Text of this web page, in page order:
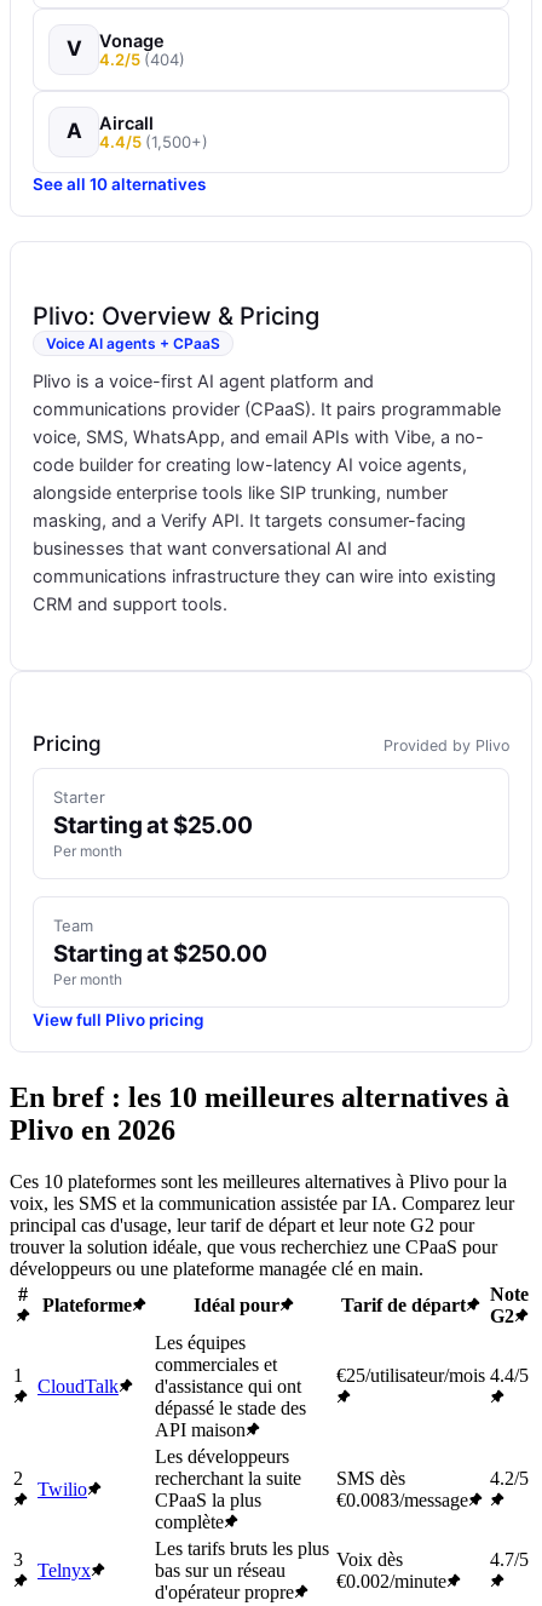
V Vonage
4.2/5 (404)
A Aircall
4.4/5 (1,500+)
See all 10 alternatives
Plivo: Overview & Pricing
Voice AI agents + CPaaS
Plivo is a voice-first AI agent platform and
communications provider (CPaaS). It pairs programmable
voice, SMS, WhatsApp, and email APIs with Vibe, a no-
code builder for creating low-latency AI voice agents,
alongside enterprise tools like SIP trunking, number
masking, and a Verify API. It targets consumer-facing
businesses that want conversational AI and
communications infrastructure they can wire into existing
CRM and support tools.
Pricing Provided by Plivo
Starter
Starting at $25.00
Per month
Team
Starting at $250.00
Per month
View full Plivo pricing
En bref : les 10 meilleures alternatives à
Plivo en 2026
Ces 10 plateformes sont les meilleures alternatives à Plivo pour la
voix, les SMS et la communication assistée par IA. Comparez leur
principal cas d'usage, leur tarif de départ et leur note G2 pour
trouver la solution idéale, que vous recherchiez une CPaaS pour
développeurs ou une plateforme managée clé en main.
#
Plateforme Idéal pour Tarif de départ
Note
G2
1
CloudTalk
Les équipes
commerciales et
d'assistance qui ont
dépassé le stade des
API maison
€25/utilisateur/mois 4.4/5
2
Twilio
Les développeurs
recherchant la suite
CPaaS la plus
complète
SMS dès
€0.0083/message
4.2/5
3
Telnyx
Les tarifs bruts les plus
bas sur un réseau
d'opérateur propre
Voix dès
€0.002/minute
4.7/5